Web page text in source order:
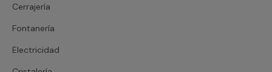
Cerrajería
Fontanería
Electricidad